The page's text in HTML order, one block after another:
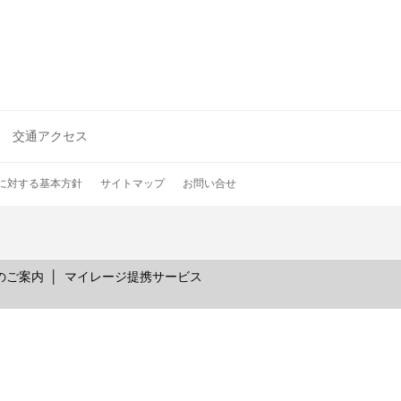
交通アクセス
対する基本方針 サイトマップ お問い合せ
ご案内 マイレージ提携サービス